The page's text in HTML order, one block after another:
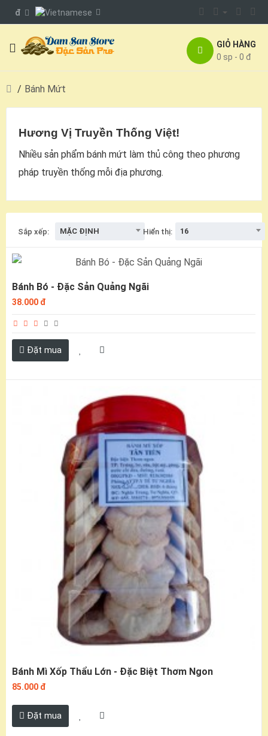
đ
GIỎ HÀNG
0 sp - 0 đ
Bánh Mứt
Hương Vị Truyền Thống Việt!
Nhiều sản phẩm bánh mứt làm thủ công theo phương
pháp truyền thống mỗi địa phương.
Sắp xếp: MẶC ĐỊNH Hiển thị: 16
Bánh Bó - Đặc Sản Quảng Ngãi
38.000 đ
Đặt mua
Bánh Mì Xốp Thẩu Lớn - Đặc Biệt Thơm Ngon
85.000 đ
Đặt mua